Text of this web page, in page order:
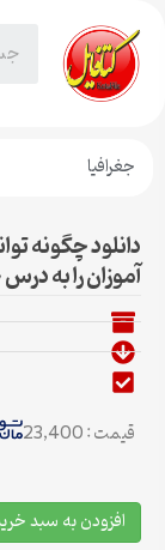
جغرافیا
دانلود چگونه
آموزان را به
قیمت : 23,400
افزودن به سبد